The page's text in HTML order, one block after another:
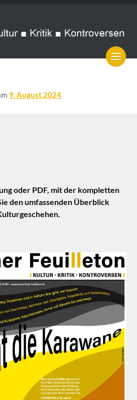
9. August 2024
oder PDF, mit der kompletten
den umfassenden Überblick